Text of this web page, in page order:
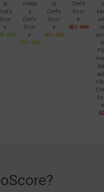
ja
Scor
e
350
vidēja
s
Crefo
Scor
e
351-400
ja
Crefo
Scor
e
401-450
Crefo
Scor
e
451-499